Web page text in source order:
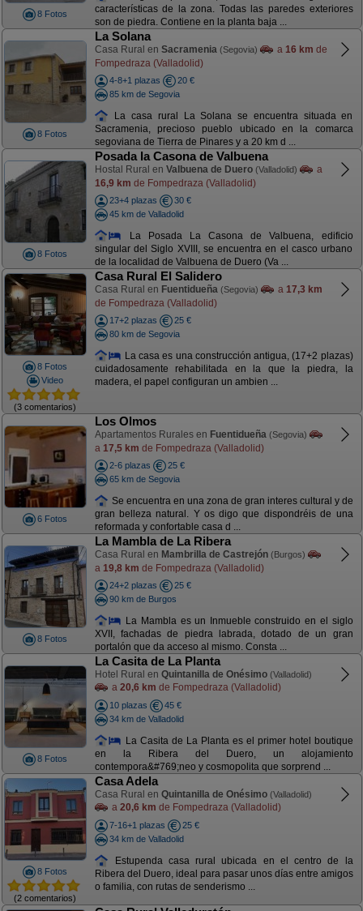
8 Fotos
características de la zona. Todas las paredes exteriores
son de piedra. Contiene en la planta baja ...
8 Fotos
La Solana
Casa Rural en Sacramenia (Segovia) a 16 km de
Fompedraza (Valladolid)
4-8+1 plazas
20 €
85 km de Segovia
La casa rural La Solana se encuentra situada en
Sacramenia, precioso pueblo ubicado en la comarca
segoviana de Tierra de Pinares y a 20 km d ...
8 Fotos
Posada la Casona de Valbuena
Hostal Rural en Valbuena de Duero (Valladolid)
a
16,9 km de Fompedraza (Valladolid)
23+4 plazas
30 €
45 km de Valladolid
La Posada La Casona de Valbuena, edificio
singular del Siglo XVIII, se encuentra en el casco urbano
de la localidad de Valbuena de Duero (Va ...
8 Fotos
Video
(3 comentarios)
Casa Rural El Salidero
Casa Rural en Fuentidueña (Segovia) a 17,3 km
de Fompedraza (Valladolid)
17+2 plazas
25 €
80 km de Segovia
La casa es una construcción antigua, (17+2 plazas)
cuidadosamente rehabilitada en la que la piedra, la
madera, el papel configuran un ambien ...
6 Fotos
Los Olmos
Apartamentos Rurales en Fuentidueña (Segovia)
a 17,5 km de Fompedraza (Valladolid)
2-6 plazas
25 €
65 km de Segovia
Se encuentra en una zona de gran interes cultural y de
gran belleza natural. Y os digo que dispondréis de una
reformada y confortable casa d ...
8 Fotos
La Mambla de La Ribera
Casa Rural en Mambrilla de Castrejón (Burgos)
a 19,8 km de Fompedraza (Valladolid)
24+2 plazas
25 €
90 km de Burgos
La Mambla es un Inmueble construido en el siglo
XVII, fachadas de piedra labrada, dotado de un gran
portalón que da acceso al mismo. Consta ...
8 Fotos
La Casita de La Planta
Hotel Rural en Quintanilla de Onésimo (Valladolid)
a 20,6 km de Fompedraza (Valladolid)
10 plazas
45 €
34 km de Valladolid
La Casita de La Planta es el primer hotel boutique
en la Ribera del Duero, un alojamiento
contempora&#769;neo y cosmopolita que sorprend ...
8 Fotos
(2 comentarios)
Casa Adela
Casa Rural en Quintanilla de Onésimo (Valladolid)
a 20,6 km de Fompedraza (Valladolid)
7-16+1 plazas
25 €
34 km de Valladolid
Estupenda casa rural ubicada en el centro de la
Ribera del Duero, ideal para pasar unos días entre amigos
o familia, con rutas de senderismo ...